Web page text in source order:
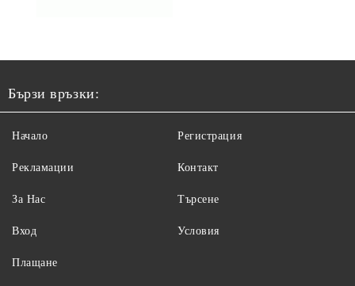
Бързи връзки:
Начало
Рекламации
За Нас
Вход
Регистрация
Контакт
Търсене
Условия
Плащане